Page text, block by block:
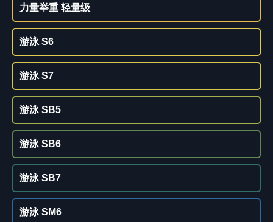
力量举重 轻量级
游泳 S6
游泳 S7
游泳 SB5
游泳 SB6
游泳 SB7
游泳 SM6